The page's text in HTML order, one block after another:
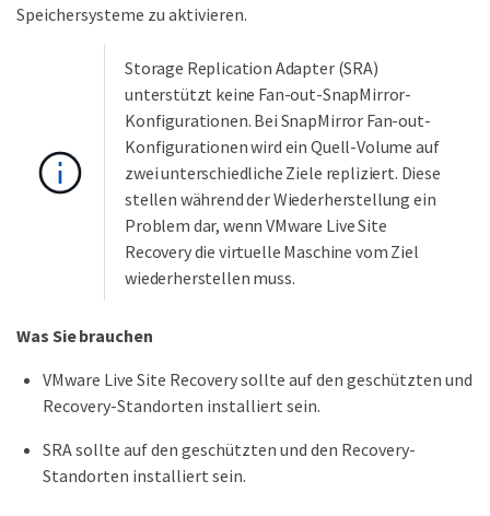
Speichersysteme zu aktivieren.
Storage Replication Adapter (SRA)
unterstützt keine Fan-out-SnapMirror-
Konfigurationen. Bei SnapMirror Fan-out-
Konfigurationen wird ein Quell-Volume auf
zwei unterschiedliche Ziele repliziert. Diese
stellen während der Wiederherstellung ein
Problem dar, wenn VMware Live Site
Recovery die virtuelle Maschine vom Ziel
wiederherstellen muss.
Was Sie brauchen
VMware Live Site Recovery sollte auf den geschützten und
Recovery-Standorten installiert sein.
SRA sollte auf den geschützten und den Recovery-
Standorten installiert sein.